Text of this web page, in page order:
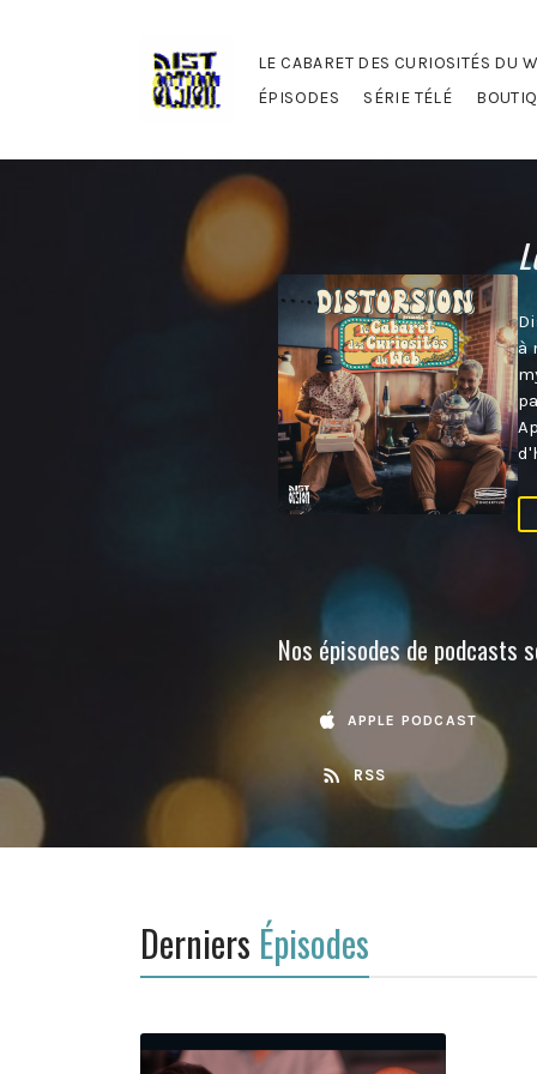
LE CABARET DES CURIOSITÉS DU
ÉPISODES
SÉRIE TÉLÉ
à
Nosépisodes de podcasts
APPLE PODCAST
RSS
Derniers Épisodes